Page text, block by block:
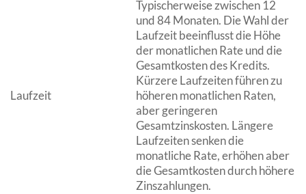
Laufzeit
Typischerweise zwischen 12
und 84 Monaten. Die Wahl der
Laufzeit beeinflusst die Höhe
der monatlichen Rate und die
Gesamtkosten des Kredits.
Kürzere Laufzeiten führen zu
höheren monatlichen Raten,
aber geringeren
Gesamtzinskosten. Längere
Laufzeiten senken die
monatliche Rate, erhöhen aber
die Gesamtkosten durch höhere
Zinszahlungen.